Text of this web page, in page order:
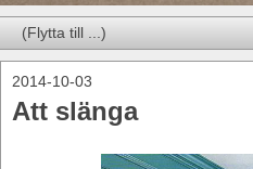
2014-10-03
Att slänga